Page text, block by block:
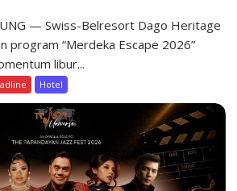
B
r
e
— Swiss-Belresort Dago Heritage
program “Merdeka Escape 2026”
libur...
Hotel